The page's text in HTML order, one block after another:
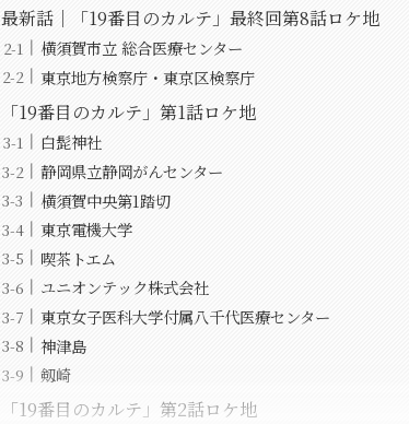
最新話｜「19番目のカルテ」最終回第8話ロケ地
横須賀市立 総合医療センター
東京地方検察庁・東京区検察庁
「19番目のカルテ」第1話ロケ地
白髭神社
静岡県立静岡がんセンター
横須賀中央第1踏切
東京電機大学
喫茶トエム
ユニオンテック株式会社
東京女子医科大学付属八千代医療センター
神津島
剱崎
「19番目のカルテ」第2話ロケ地